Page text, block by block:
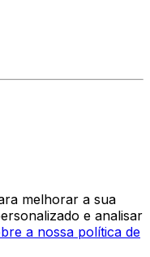
melhorar a sua
e analisar
a nossa política de